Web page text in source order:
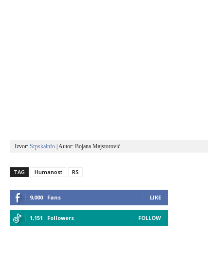
Izvor: Srpskainfo | Autor: Bojana Majstorović
TAG Humanost RS
9,000 Fans LIKE
1,151 Followers FOLLOW